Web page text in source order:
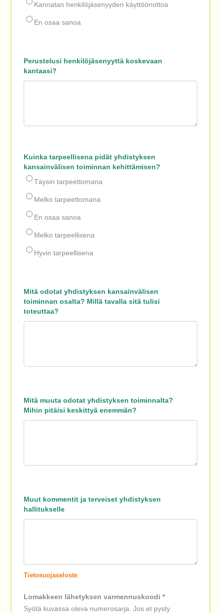
Kannatan henkilöjäsenyyden käyttöönottoa
En osaa sanoa
Perustelusi henkilöjäsenyyttä koskevaan
kantaasi?
Kuinka tarpeellisena pidät yhdistyksen
kansainvälisen toiminnan kehittämisen?
Täysin tarpeettomana
Melko tarpeettomana
En osaa sanoa
Melko tarpeellisena
Hyvin tarpeellisena
Mitä odotat yhdistyksen kansainvälisen
toiminnan osalta? Millä tavalla sitä tulisi
toteuttaa?
Mitä muuta odotat yhdistyksen toiminnalta?
Mihin pitäisi keskittyä enemmän?
Muut kommentit ja terveiset yhdistyksen
hallitukselle
Tietosuojaseloste
Lomakkeen lähetyksen varmennuskoodi *
Syötä kuvassa oleva numerosarja. Jos et pysty